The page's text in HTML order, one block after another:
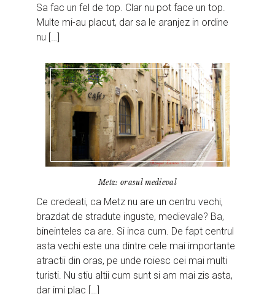
Sa fac un fel de top. Clar nu pot face un top.
Multe mi-au placut, dar sa le aranjez in ordine
nu […]
Metz: orasul medieval
Ce credeati, ca Metz nu are un centru vechi,
brazdat de stradute inguste, medievale? Ba,
bineinteles ca are. Si inca cum. De fapt centrul
asta vechi este una dintre cele mai importante
atractii din oras, pe unde roiesc cei mai multi
turisti. Nu stiu altii cum sunt si am mai zis asta,
dar imi plac […]